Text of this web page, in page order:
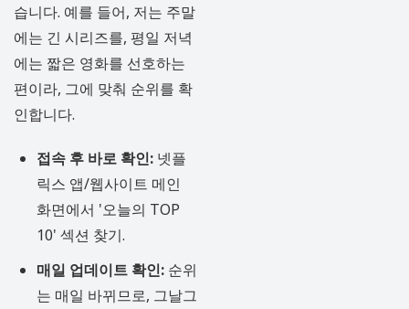
습니다. 예를 들어, 저는 주말
에는 긴 시리즈를, 평일 저녁
에는 짧은 영화를 선호하는
편이라, 그에 맞춰 순위를 확
인합니다.
접속 후 바로 확인: 넷플
릭스 앱/웹사이트 메인
화면에서 '오늘의 TOP
10' 섹션 찾기.
매일 업데이트 확인: 순위
는 매일 바뀌므로, 그날그